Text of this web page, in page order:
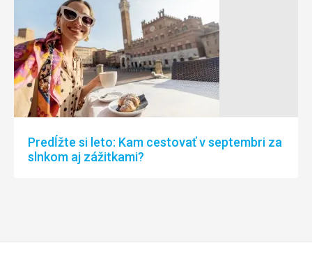
Predĺžte si leto: Kam cestovať v septembri za
slnkom aj zážitkami?